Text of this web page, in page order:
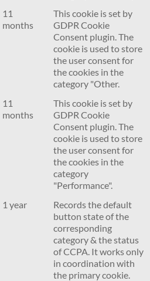
11
months
This cookie is set by
GDPR Cookie
Consent plugin. The
cookie is used to store
the user consent for
the cookies in the
category "Other.
11
months
This cookie is set by
GDPR Cookie
Consent plugin. The
cookie is used to store
the user consent for
the cookies in the
category
"Performance".
1 year
Records the default
button state of the
corresponding
category & the status
of CCPA. It works only
in coordination with
the primary cookie.